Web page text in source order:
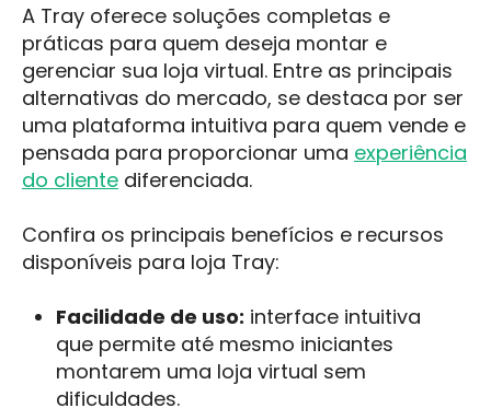
A Tray oferece soluções completas e
práticas para quem deseja montar e
gerenciar sua loja virtual. Entre as principais
alternativas do mercado, se destaca por ser
uma plataforma intuitiva para quem vende e
pensada para proporcionar uma experiência
do cliente diferenciada.
Confira os principais benefícios e recursos
disponíveis para loja Tray:
Facilidade de uso: interface intuitiva
que permite até mesmo iniciantes
montarem uma loja virtual sem
dificuldades.